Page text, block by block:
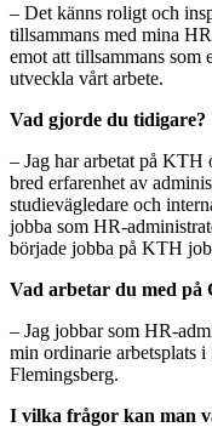
– Det känns roligt och
tillsammans med mina
emot att tillsammans som
utveckla vårt arbete.
Vad gjorde du tidigare?
– Jag har arbetat på KTH
bred erfarenhet av
studievägledare och
jobba som HR-
började jobba på KTH
Vad arbetar du med på
– Jag jobbar som HR-
min ordinarie arbetsplats
Flemingsberg.
I vilka frågor kan man